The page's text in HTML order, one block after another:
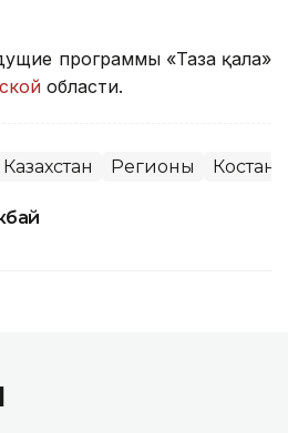
программы «Таза қала»
области.
Казахстан Регионы